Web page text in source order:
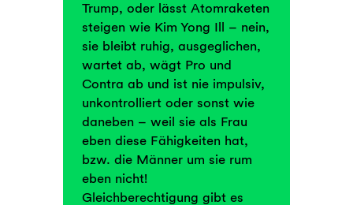
Trump, oder lässt Atomraketen
steigen wie Kim Yong Ill – nein,
sie bleibt ruhig, ausgeglichen,
wartet ab, wägt Pro und
Contra ab und ist nie impulsiv,
unkontrolliert oder sonst wie
daneben – weil sie als Frau
eben diese Fähigkeiten hat,
bzw. die Männer um sie rum
eben nicht!
Gleichberechtigung gibt es